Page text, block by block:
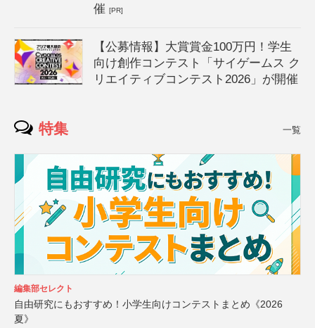
催[PR]
【公募情報】大賞賞金100万円！学生
向け創作コンテスト「サイゲームス ク
リエイティブコンテスト2026」が開催
特集 一覧
編集部セレクト
自由研究にもおすすめ！小学生向けコンテストまとめ《2026
夏》